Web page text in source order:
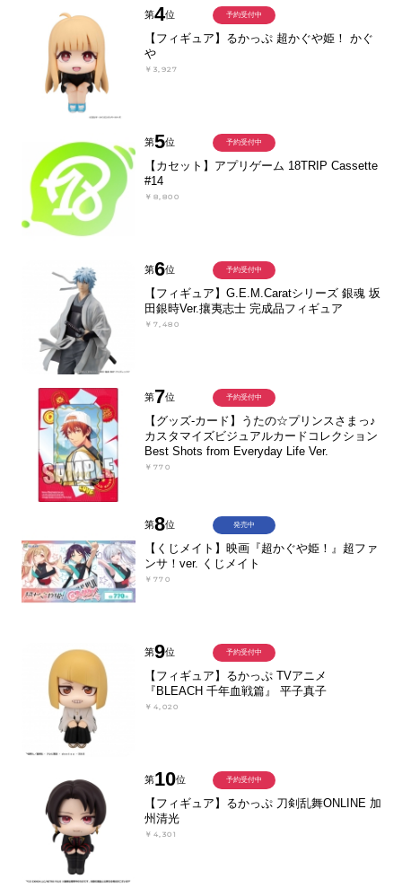
第4位
【フィギュア】るかっぷ 超かぐや姫！ かぐ
や
￥3,927
予約受付中
第5位
【カセット】アプリゲーム 18TRIP Cassette
#14
￥8,800
予約受付中
第6位
【フィギュア】G.E.M.Caratシリーズ 銀魂 坂
田銀時Ver.攘夷志士 完成品フィギュア
￥7,480
予約受付中
第7位
【グッズ-カード】うたの☆プリンスさまっ♪
カスタマイズビジュアルカードコレクション
Best Shots from Everyday Life Ver.
￥770
予約受付中
第8位
【くじメイト】映画『超かぐや姫！』超ファ
ンサ！ver. くじメイト
￥770
発売中
第9位
【フィギュア】るかっぷ TVアニメ
『BLEACH 千年血戦篇』 平子真子
￥4,020
予約受付中
第10位
【フィギュア】るかっぷ 刀剣乱舞ONLINE 加
州清光
￥4,301
予約受付中